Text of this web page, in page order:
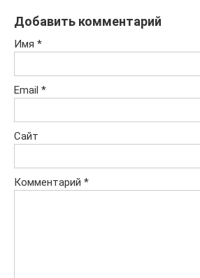
Добавить комментарий
Имя *
Email *
Сайт
Комментарий *